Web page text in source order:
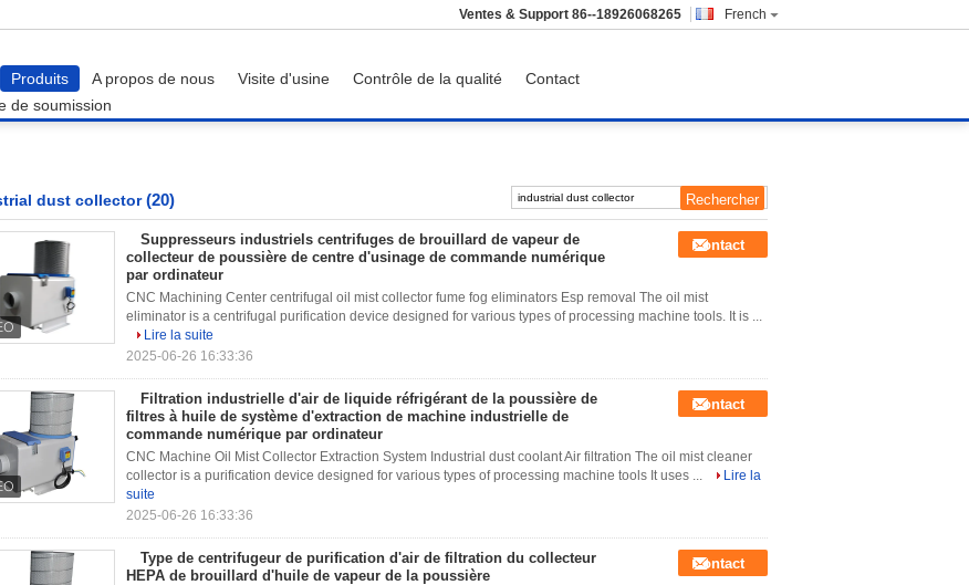
French
Ventes & Support 86--18926068265
Produits A propos de nous Visite d'usine Contrôle de la qualité
Contact
de soumission
dust collector (20)
Suppresseurs industriels centrifuges de brouillard de vapeur de
collecteur de poussière de centre d'usinage de commande numérique
par ordinateur
Contact
CNC Machining Center centrifugal oil mist collector fume fog eliminators Esp removal The oil mist
eliminator is a centrifugal purification device designed for various types of processing machine tools. It is ...
Lire la suite
2025-06-26 16:33:36
Filtration industrielle d'air de liquide réfrigérant de la poussière de
filtres à huile de système d'extraction de machine industrielle de
commande numérique par ordinateur
Contact
CNC Machine Oil Mist Collector Extraction System Industrial dust coolant Air filtration The oil mist cleaner
collector is a purification device designed for various types of processing machine tools It uses ...
Lire la
suite
2025-06-26 16:33:36
Type de centrifugeur de purification d'air de filtration du collecteur
HEPA de brouillard d'huile de vapeur de la poussière
Contact